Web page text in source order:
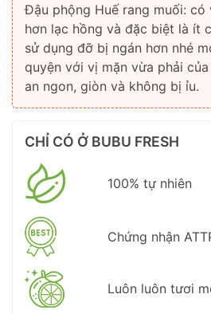
Đậu phộng Huế rang muối: có
hơn lạc hồng và đặc biệt là ít
sử dụng đỡ bị ngán hơn nhé
quyện với vị mặn vừa phải
an ngon, giòn và không bị ỉu.
CHỈ CÓ Ở BUBU FRESH
100% tự nhiên
Chứng nhận
Luôn luôn tươi